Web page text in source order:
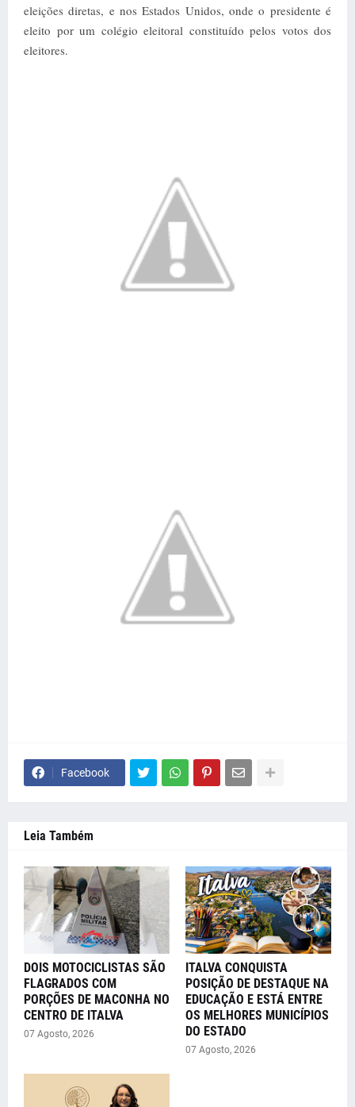
eleições diretas, e nos Estados Unidos, onde o presidente é
eleito por um colégio eleitoral constituído pelos votos dos
eleitores.
Facebook
Leia Também
DOIS MOTOCICLISTAS SÃO
FLAGRADOS COM
PORÇÕES DE MACONHA NO
CENTRO DE ITALVA
07 Agosto, 2026
ITALVA CONQUISTA
POSIÇÃO DE DESTAQUE NA
EDUCAÇÃO E ESTÁ ENTRE
OS MELHORES MUNICÍPIOS
DO ESTADO
07 Agosto, 2026